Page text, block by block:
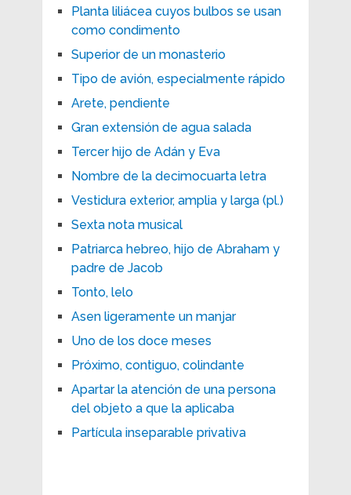
Planta liliácea cuyos bulbos se usan
como condimento
Superior de un monasterio
Tipo de avión, especialmente rápido
Arete, pendiente
Gran extensión de agua salada
Tercer hijo de Adán y Eva
Nombre de la decimocuarta letra
Vestidura exterior, amplia y larga (pl.)
Sexta nota musical
Patriarca hebreo, hijo de Abraham y
padre de Jacob
Tonto, lelo
Asen ligeramente un manjar
Uno de los doce meses
Próximo, contiguo, colindante
Apartar la atención de una persona
del objeto a que la aplicaba
Partícula inseparable privativa